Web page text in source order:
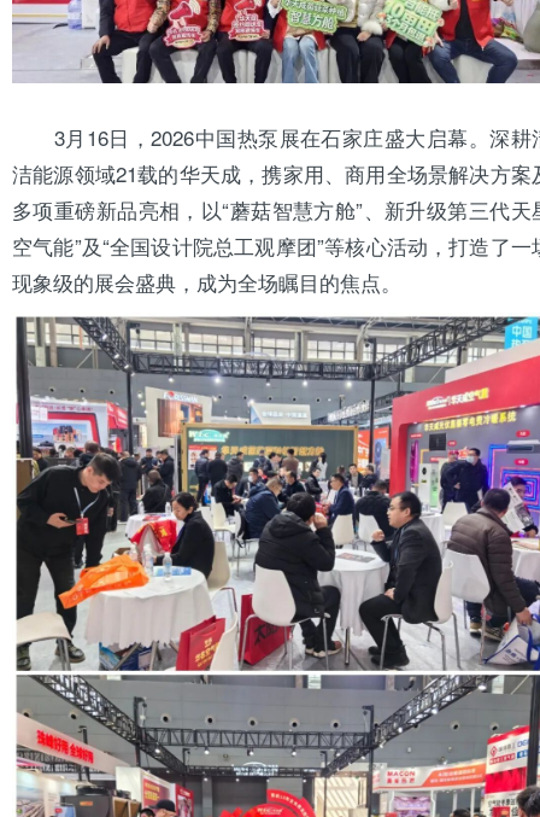
3月16日，2026中国热泵展在石家庄盛大启幕。深耕
洁能源领域21载的华天成 ，携家用、商用全场景解决方案
多项重磅新品亮相，以“蘑菇智慧方舱”、新升级第三代天
空气能”及“全国设计院总工观摩团”等核心活动，打造了一
现象级的展会盛典，成为全场瞩目的焦点。